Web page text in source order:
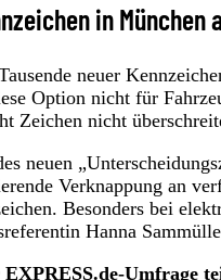
in München
neuer
Option nicht für
Zeichen nicht
neuen
Verknappung an
Besonders bei
Hanna
Umfrage